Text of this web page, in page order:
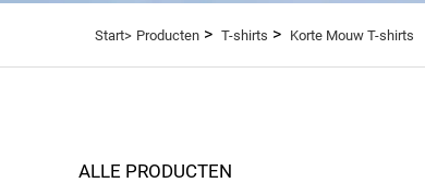
Start> Producten > T-shirts > Korte Mouw T-shirts
ALLE PRODUCTEN